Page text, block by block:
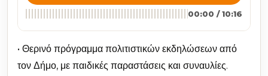
00:00 / 10:16
• Θερινό πρόγραμμα πολιτιστικών εκδηλώσεων από
τον Δήμο, με παιδικές παραστάσεις και συναυλίες.